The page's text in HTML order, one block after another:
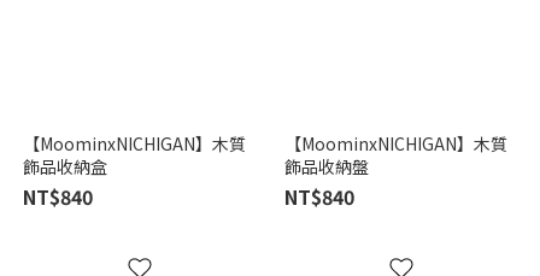
【MoominxNICHIGAN】木質
飾品收納盒
NT$840
【MoominxNICHIGAN】木質
飾品收納盤
NT$840